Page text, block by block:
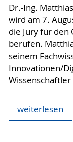
Dr.-Ing.
wird am 7.
die Jury für den
berufen.
seinem
Innovationen/
weiterlesen